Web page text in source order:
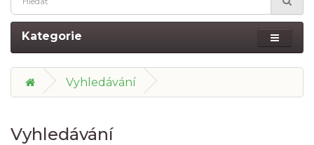
Kategorie
Vyhledávání
Vyhledávání